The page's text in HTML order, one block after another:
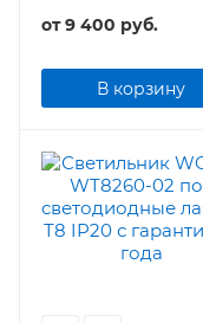
часа
от9 400 руб.
В корзину